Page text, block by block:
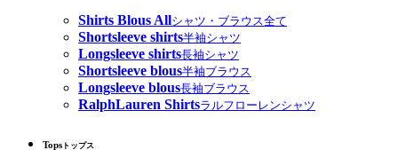
Shirts Blous Allシャツ・ブラウス全て
Shortsleeve shirts半袖シャツ
Longsleeve shirts長袖シャツ
Shortsleeve blous半袖ブラウス
Longsleeve blous長袖ブラウス
RalphLauren Shirtsラルフローレンシャツ
Tops トップス